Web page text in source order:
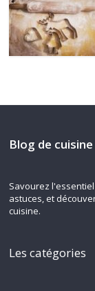
Blog de
Savourez
astuces, et
cuisine.
Les catégories